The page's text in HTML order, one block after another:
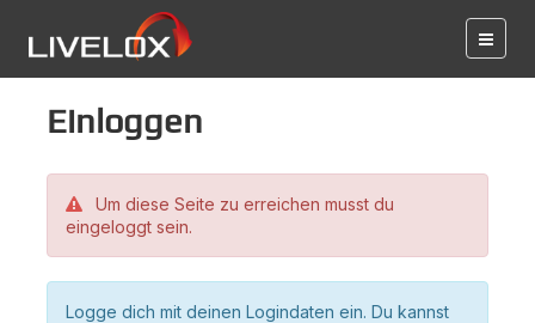
Einloggen
Um diese Seite zu erreichen musst du
eingeloggt sein.
Logge dich mit deinen Logindaten ein. Du kannst